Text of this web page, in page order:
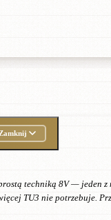
Zamknij
techniką 8V —
TU3 nie potrzebuje.